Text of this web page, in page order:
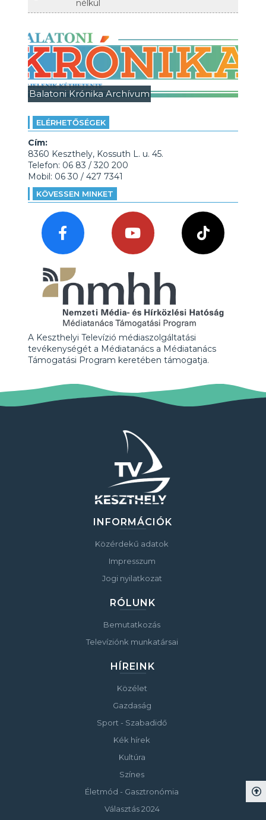
nélkül
Balatoni Krónika Archívum
ELÉRHETŐSÉGEK
Cím:
8360 Keszthely, Kossuth L. u. 45.
Telefon: 06 83 / 320 200
Mobil: 06 30 / 427 7341
KÖVESSEN MINKET
A Keszthelyi Televízió médiaszolgáltatási
tevékenységét a Médiatanács a Médiatanács
Támogatási Program keretében támogatja.
INFORMÁCIÓK
Közérdekű adatok
Impresszum
Jogi nyilatkozat
RÓLUNK
Bemutatkozás
Televíziónk munkatársai
HÍREINK
Közélet
Gazdaság
Sport - Szabadidő
Kék hírek
Kultúra
Színes
Életmód - Gasztronómia
Választás 2024